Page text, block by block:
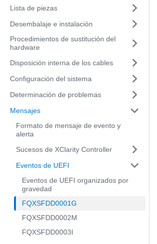
Lista de piezas
Desembalaje e instalación
Procedimientos de sustitución del
hardware
Disposición interna de los cables
Configuración del sistema
Determinación de problemas
Mensajes
Formato de mensaje de evento y
alerta
Sucesos de XClarity Controller
Eventos de UEFI
Eventos de UEFI organizados por
gravedad
FQXSFDD0001G
FQXSFDD0002M
FQXSFDD0003I